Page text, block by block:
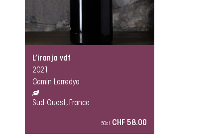
L’iranja vdf
2021
Camin Larredya
Sud-Ouest, France
50cl CHF 58.00